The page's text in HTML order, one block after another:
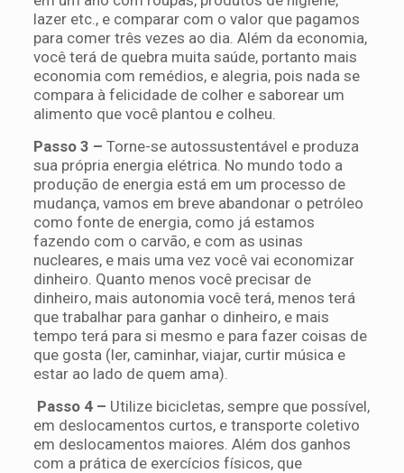
lazer etc., e comparar com o valor que pagamos
para comer três vezes ao dia. Além da economia,
você terá de quebra muita saúde, portanto mais
economia com remédios, e alegria, pois nada se
compara à felicidade de colher e saborear um
alimento que você plantou e colheu.
Passo 3 – Torne-se autossustentável e produza
sua própria energia elétrica. No mundo todo a
produção de energia está em um processo de
mudança, vamos em breve abandonar o petróleo
como fonte de energia, como já estamos
fazendo com o carvão, e com as usinas
nucleares, e mais uma vez você vai economizar
dinheiro. Quanto menos você precisar de
dinheiro, mais autonomia você terá, menos terá
que trabalhar para ganhar o dinheiro, e mais
tempo terá para si mesmo e para fazer coisas de
que gosta (ler, caminhar, viajar, curtir música e
estar ao lado de quem ama).
Passo 4 – Utilize bicicletas, sempre que possível,
em deslocamentos curtos, e transporte coletivo
em deslocamentos maiores. Além dos ganhos
com a prática de exercícios físicos, que